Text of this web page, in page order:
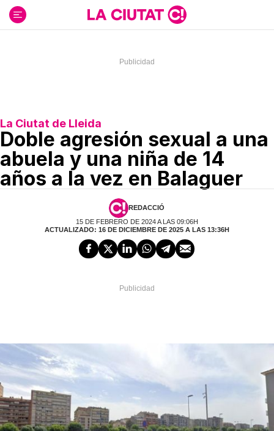
contenido
La Ciutat de Lleida
Doble agresión sexual a una
abuela y una niña de 14
años a la vez en Balaguer
REDACCIÓ
15 DE FEBRERO DE 2024 A LAS 09:06H
ACTUALIZADO: 16 DE DICIEMBRE DE 2025 A LAS 13:36H